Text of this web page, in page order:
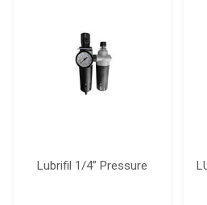
Lubrifil 1/4” Pressure